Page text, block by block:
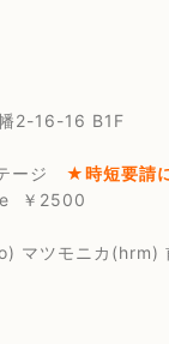
2-16-16 B1F
ージ ★時短要請
￥2500
ツモニカ(hrm)